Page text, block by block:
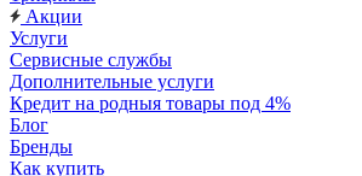
Акции
Услуги
Сервисные службы
Дополнительные услуги
Кредит на родныя товары под 4%
Блог
Бренды
Как купить